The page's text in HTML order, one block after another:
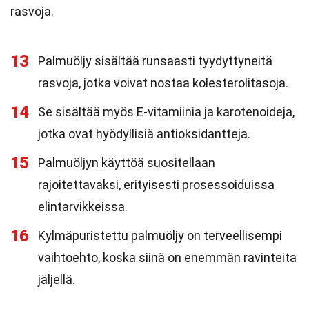
rasvoja.
13
Palmuöljy sisältää runsaasti tyydyttyneitä
rasvoja, jotka voivat nostaa kolesterolitasoja.
14
Se sisältää myös E-vitamiinia ja karotenoideja,
jotka ovat hyödyllisiä antioksidantteja.
15
Palmuöljyn käyttöä suositellaan
rajoitettavaksi, erityisesti prosessoiduissa
elintarvikkeissa.
16
Kylmäpuristettu palmuöljy on terveellisempi
vaihtoehto, koska siinä on enemmän ravinteita
jäljellä.